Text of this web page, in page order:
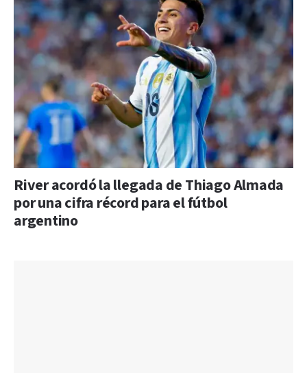
River acordó la llegada de Thiago Almada
por una cifra récord para el fútbol
argentino